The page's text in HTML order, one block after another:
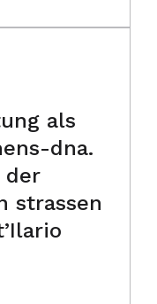
als
dna.
der
strassen